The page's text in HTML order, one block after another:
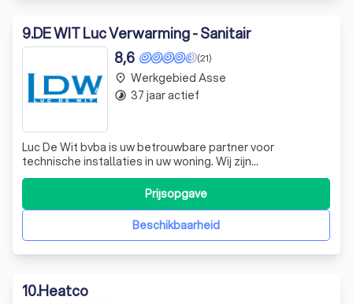
9.DE WIT Luc Verwarming - Sanitair
(21)
8,6
Luc De Wit bvba is uw betrouwbare partner voor
technische installaties in uw woning. Wij zijn
gespecialiseerd in verwarming, sanitair,
badkamerinrichting, ventilatie, klimaatregeling en
zonnepanelen. Onze expertise en vakmanschap
garanderen een breed scala aan keuzemogelijkheden,
afgestemd op uw speBeschikbaarheid
Prijsopgave
place Werkgebied Asse
timelapse 37 jaar actief
10.Heatco